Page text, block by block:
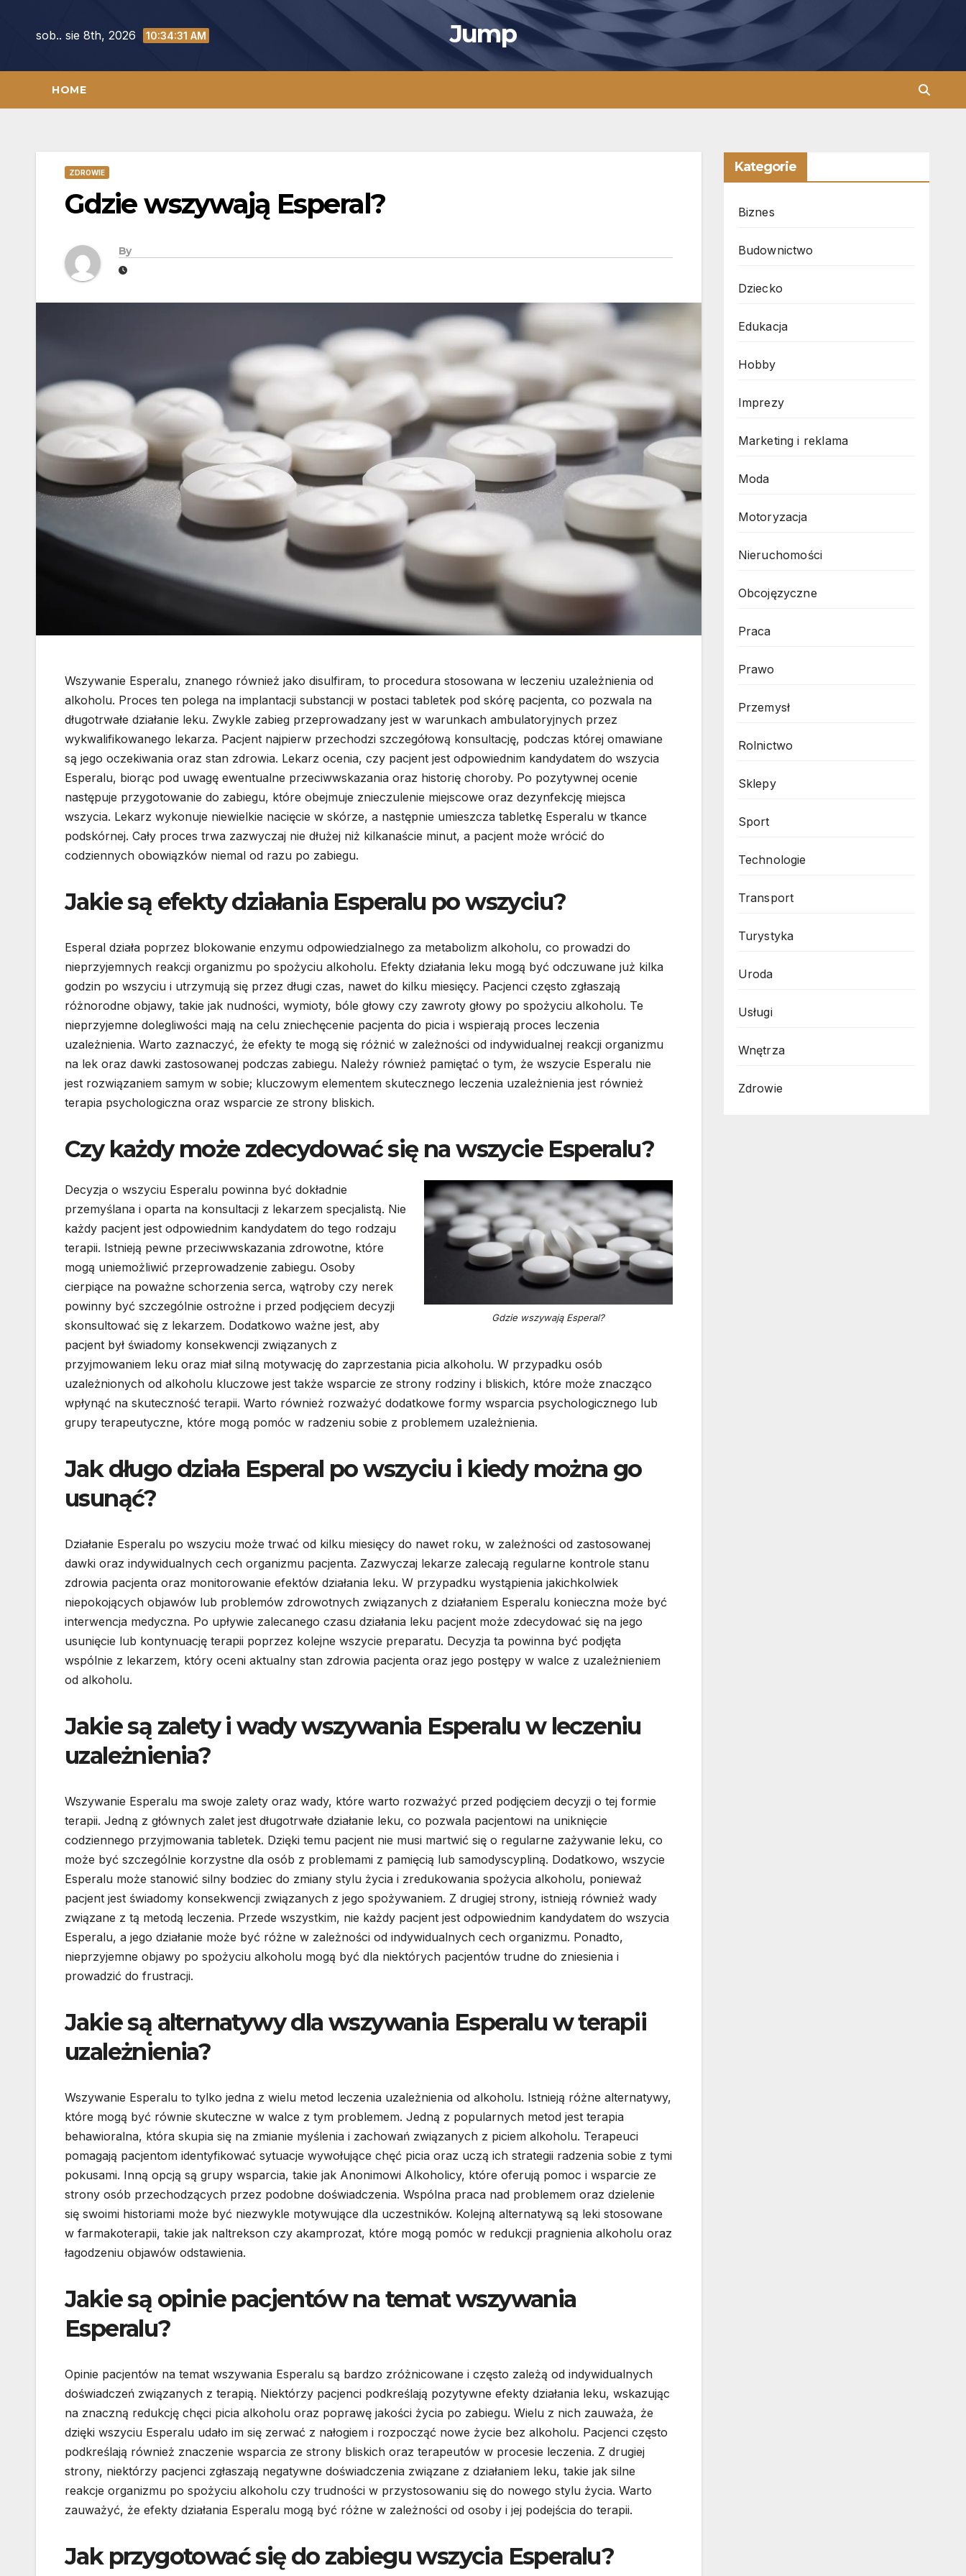
sob.. sie 8th, 2026 10:34:33 AM Jump
HOME
ZDROWIE
Gdzie wszywają Esperal?
By
Wszywanie Esperalu, znanego również jako disulfiram, to procedura stosowana w leczeniu uzależnienia od
alkoholu. Proces ten polega na implantacji substancji w postaci tabletek pod skórę pacjenta, co pozwala na
długotrwałe działanie leku. Zwykle zabieg przeprowadzany jest w warunkach ambulatoryjnych przez
wykwalifikowanego lekarza. Pacjent najpierw przechodzi szczegółową konsultację, podczas której omawiane
są jego oczekiwania oraz stan zdrowia. Lekarz ocenia, czy pacjent jest odpowiednim kandydatem do wszycia
Esperalu, biorąc pod uwagę ewentualne przeciwwskazania oraz historię choroby. Po pozytywnej ocenie
następuje przygotowanie do zabiegu, które obejmuje znieczulenie miejscowe oraz dezynfekcję miejsca
wszycia. Lekarz wykonuje niewielkie nacięcie w skórze, a następnie umieszcza tabletkę Esperalu w tkance
podskórnej. Cały proces trwa zazwyczaj nie dłużej niż kilkanaście minut, a pacjent może wrócić do
codziennych obowiązków niemal od razu po zabiegu.
Jakie są efekty działania Esperalu po wszyciu?
Esperal działa poprzez blokowanie enzymu odpowiedzialnego za metabolizm alkoholu, co prowadzi do
nieprzyjemnych reakcji organizmu po spożyciu alkoholu. Efekty działania leku mogą być odczuwane już kilka
godzin po wszyciu i utrzymują się przez długi czas, nawet do kilku miesięcy. Pacjenci często zgłaszają
różnorodne objawy, takie jak nudności, wymioty, bóle głowy czy zawroty głowy po spożyciu alkoholu. Te
nieprzyjemne dolegliwości mają na celu zniechęcenie pacjenta do picia i wspierają proces leczenia
uzależnienia. Warto zaznaczyć, że efekty te mogą się różnić w zależności od indywidualnej reakcji organizmu
na lek oraz dawki zastosowanej podczas zabiegu. Należy również pamiętać o tym, że wszycie Esperalu nie
jest rozwiązaniem samym w sobie; kluczowym elementem skutecznego leczenia uzależnienia jest również
terapia psychologiczna oraz wsparcie ze strony bliskich.
Czy każdy może zdecydować się na wszycie Esperalu?
Gdzie wszywają Esperal?
Decyzja o wszyciu Esperalu powinna być dokładnie
przemyślana i oparta na konsultacji z lekarzem specjalistą. Nie
każdy pacjent jest odpowiednim kandydatem do tego rodzaju
terapii. Istnieją pewne przeciwwskazania zdrowotne, które
mogą uniemożliwić przeprowadzenie zabiegu. Osoby
cierpiące na poważne schorzenia serca, wątroby czy nerek
powinny być szczególnie ostrożne i przed podjęciem decyzji
skonsultować się z lekarzem. Dodatkowo ważne jest, aby
pacjent był świadomy konsekwencji związanych z
przyjmowaniem leku oraz miał silną motywację do zaprzestania picia alkoholu. W przypadku osób
uzależnionych od alkoholu kluczowe jest także wsparcie ze strony rodziny i bliskich, które może znacząco
wpłynąć na skuteczność terapii. Warto również rozważyć dodatkowe formy wsparcia psychologicznego lub
grupy terapeutyczne, które mogą pomóc w radzeniu sobie z problemem uzależnienia.
Jak długo działa Esperal po wszyciu i kiedy można go
usunąć?
Działanie Esperalu po wszyciu może trwać od kilku miesięcy do nawet roku, w zależności od zastosowanej
dawki oraz indywidualnych cech organizmu pacjenta. Zazwyczaj lekarze zalecają regularne kontrole stanu
zdrowia pacjenta oraz monitorowanie efektów działania leku. W przypadku wystąpienia jakichkolwiek
niepokojących objawów lub problemów zdrowotnych związanych z działaniem Esperalu konieczna może być
interwencja medyczna. Po upływie zalecanego czasu działania leku pacjent może zdecydować się na jego
usunięcie lub kontynuację terapii poprzez kolejne wszycie preparatu. Decyzja ta powinna być podjęta
wspólnie z lekarzem, który oceni aktualny stan zdrowia pacjenta oraz jego postępy w walce z uzależnieniem
od alkoholu.
Jakie są zalety i wady wszywania Esperalu w leczeniu
uzależnienia?
Wszywanie Esperalu ma swoje zalety oraz wady, które warto rozważyć przed podjęciem decyzji o tej formie
terapii. Jedną z głównych zalet jest długotrwałe działanie leku, co pozwala pacjentowi na uniknięcie
codziennego przyjmowania tabletek. Dzięki temu pacjent nie musi martwić się o regularne zażywanie leku, co
może być szczególnie korzystne dla osób z problemami z pamięcią lub samodyscypliną. Dodatkowo, wszycie
Esperalu może stanowić silny bodziec do zmiany stylu życia i zredukowania spożycia alkoholu, ponieważ
pacjent jest świadomy konsekwencji związanych z jego spożywaniem. Z drugiej strony, istnieją również wady
związane z tą metodą leczenia. Przede wszystkim, nie każdy pacjent jest odpowiednim kandydatem do wszycia
Esperalu, a jego działanie może być różne w zależności od indywidualnych cech organizmu. Ponadto,
nieprzyjemne objawy po spożyciu alkoholu mogą być dla niektórych pacjentów trudne do zniesienia i
prowadzić do frustracji.
Jakie są alternatywy dla wszywania Esperalu w terapii
uzależnienia?
Wszywanie Esperalu to tylko jedna z wielu metod leczenia uzależnienia od alkoholu. Istnieją różne alternatywy,
które mogą być równie skuteczne w walce z tym problemem. Jedną z popularnych metod jest terapia
behawioralna, która skupia się na zmianie myślenia i zachowań związanych z piciem alkoholu. Terapeuci
pomagają pacjentom identyfikować sytuacje wywołujące chęć picia oraz uczą ich strategii radzenia sobie z tymi
pokusami. Inną opcją są grupy wsparcia, takie jak Anonimowi Alkoholicy, które oferują pomoc i wsparcie ze
strony osób przechodzących przez podobne doświadczenia. Wspólna praca nad problemem oraz dzielenie
się swoimi historiami może być niezwykle motywujące dla uczestników. Kolejną alternatywą są leki stosowane
w farmakoterapii, takie jak naltrekson czy akamprozat, które mogą pomóc w redukcji pragnienia alkoholu oraz
łagodzeniu objawów odstawienia.
Jakie są opinie pacjentów na temat wszywania
Esperalu?
Opinie pacjentów na temat wszywania Esperalu są bardzo zróżnicowane i często zależą od indywidualnych
doświadczeń związanych z terapią. Niektórzy pacjenci podkreślają pozytywne efekty działania leku, wskazując
na znaczną redukcję chęci picia alkoholu oraz poprawę jakości życia po zabiegu. Wielu z nich zauważa, że
dzięki wszyciu Esperalu udało im się zerwać z nałogiem i rozpocząć nowe życie bez alkoholu. Pacjenci często
podkreślają również znaczenie wsparcia ze strony bliskich oraz terapeutów w procesie leczenia. Z drugiej
strony, niektórzy pacjenci zgłaszają negatywne doświadczenia związane z działaniem leku, takie jak silne
reakcje organizmu po spożyciu alkoholu czy trudności w przystosowaniu się do nowego stylu życia. Warto
zauważyć, że efekty działania Esperalu mogą być różne w zależności od osoby i jej podejścia do terapii.
Jak przygotować się do zabiegu wszycia Esperalu?
Kategorie
Biznes
Budownictwo
Dziecko
Edukacja
Hobby
Imprezy
Marketing i reklama
Moda
Motoryzacja
Nieruchomości
Obcojęzyczne
Praca
Prawo
Przemysł
Rolnictwo
Sklepy
Sport
Technologie
Transport
Turystyka
Uroda
Usługi
Wnętrza
Zdrowie